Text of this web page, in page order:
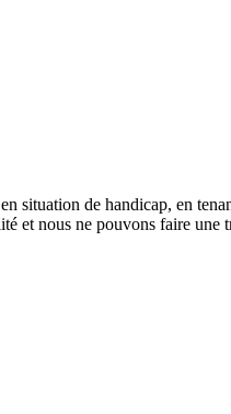
situation de handicap, en
et nous ne pouvons faire